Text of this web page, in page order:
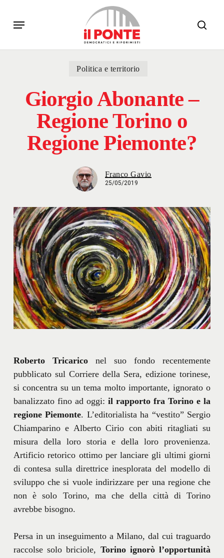
main
Menu
Politica e territorio
Giorgio Abonante –
Regione Torino o
Regione Piemonte?
Franco Gavio
25/05/2019
Roberto Tricariconel suo fondo recentemente
pubblicato sul Corriere della Sera, edizione torinese,
si concentra su un tema molto importante, ignorato o
banalizzato fino ad oggi: il rapporto fra Torino e la
regione Piemonte. L’editorialista ha “vestito” Sergio
Chiamparino e Alberto Cirio con abiti ritagliati su
misura della loro storia e della loro provenienza.
Artificio retorico ottimo per lanciare gli ultimi giorni
di contesa sulla direttrice inesplorata del modello di
sviluppo che si vuole indirizzare per una regione che
non è solo Torino, ma che della città di Torino
avrebbe bisogno.
Persa in un inseguimento a Milano, dal cui traguardo
raccolse solo briciole, Torino ignorò l’opportunità